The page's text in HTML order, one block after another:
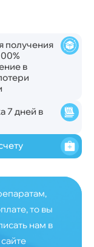
получения
в
7 дней в
то вы
нам в